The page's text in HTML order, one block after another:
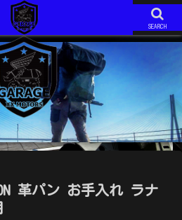
モトコンポ MOTOCOMPO AB12
モトコンポ MOTOCOMPO AB12 年式は不明です。 コンパクトに折り畳み可能な、HONDAが誇る？ミニバイクです。 ガソリンスタンドでは必ず話しかけられます。 ミニマムキャンプ仕様に、改造中！
革パン お手入れ ラナ
SEARCH